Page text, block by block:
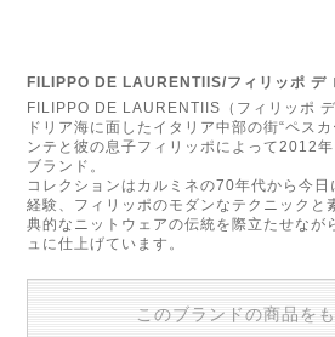
FILIPPO DE LAURENTIIS/フィリッポ デ
FILIPPO DE LAURENTIIS（フィリッポ
ドリア海に面したイタリア中部の街“ペス
ンテと彼の息子フィリッポによって2012
ブランド。
コレクションはカルミネの70年代から今日
経験、フィリッポのモダンなテクニックと
典的なニットウェアの伝統を際立たせなが
ュに仕上げています。
このブランドの商品を